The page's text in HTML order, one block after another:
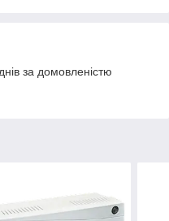
за домовленістю